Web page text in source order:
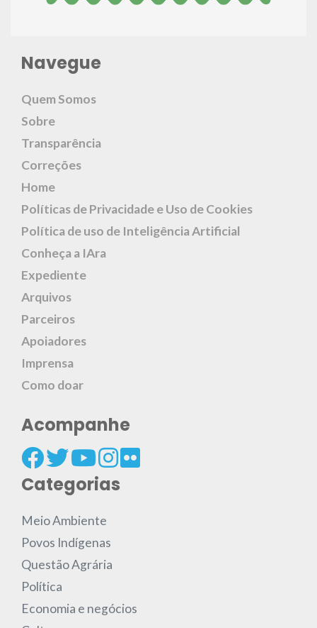
Navegue
Quem Somos
Sobre
Transparência
Correções
Home
Políticas de Privacidade e Uso de Cookies
Política de uso de Inteligência Artificial
Conheça a IAra
Expediente
Arquivos
Parceiros
Apoiadores
Imprensa
Como doar
Acompanhe
Categorias
Meio Ambiente
Povos Indígenas
Questão Agrária
Política
Economia e negócios